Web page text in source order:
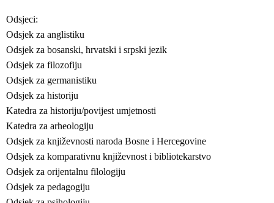
Odsjeci:
Odsjek za anglistiku
Odsjek za bosanski, hrvatski i srpski jezik
Odsjek za filozofiju
Odsjek za germanistiku
Odsjek za historiju
Katedra za historiju/povijest umjetnosti
Katedra za arheologiju
Odsjek za književnosti naroda Bosne i Hercegovine
Odsjek za komparativnu književnost i bibliotekarstvo
Odsjek za orijentalnu filologiju
Odsjek za pedagogiju